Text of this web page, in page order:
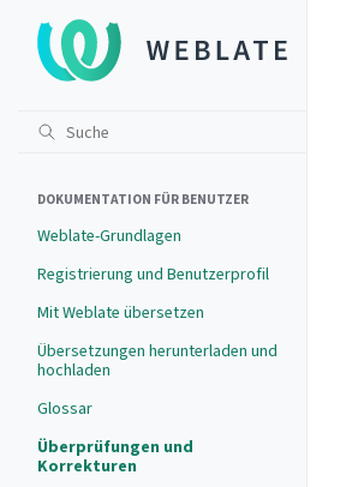
DOKUMENTATION FÜR BENUTZER
Weblate-Grundlagen
Registrierung und Benutzerprofil
Mit Weblate übersetzen
Übersetzungen herunterladen und
hochladen
Glossar
Überprüfungen und
Korrekturen